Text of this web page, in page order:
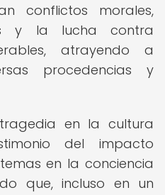
conflictos morales,
y la lucha contra
atrayendo a
procedencias y
en la cultura
del impacto
en la conciencia
que, incluso en un